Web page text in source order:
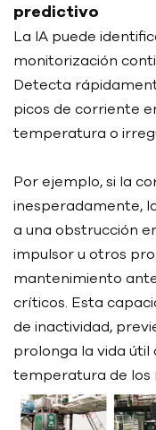
predictivo
La IA puede
monitorización
Detecta
picos de corriente
temperatura o
Por ejemplo, si la
inesperadamente,
a una obstrucción
impulsor u otros
mantenimiento
críticos. Esta
de inactividad,
prolonga la vida útil
temperatura de los